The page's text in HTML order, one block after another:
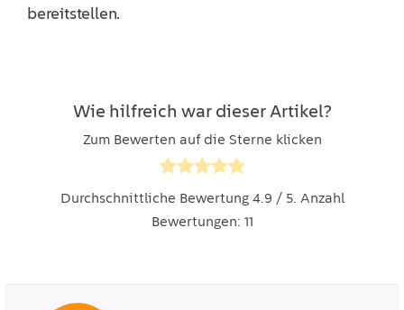
bereitstellen.
Wie hilfreich war dieser Artikel?
Zum Bewerten auf die Sterne klicken
Durchschnittliche Bewertung 4.9 / 5. Anzahl
Bewertungen: 11